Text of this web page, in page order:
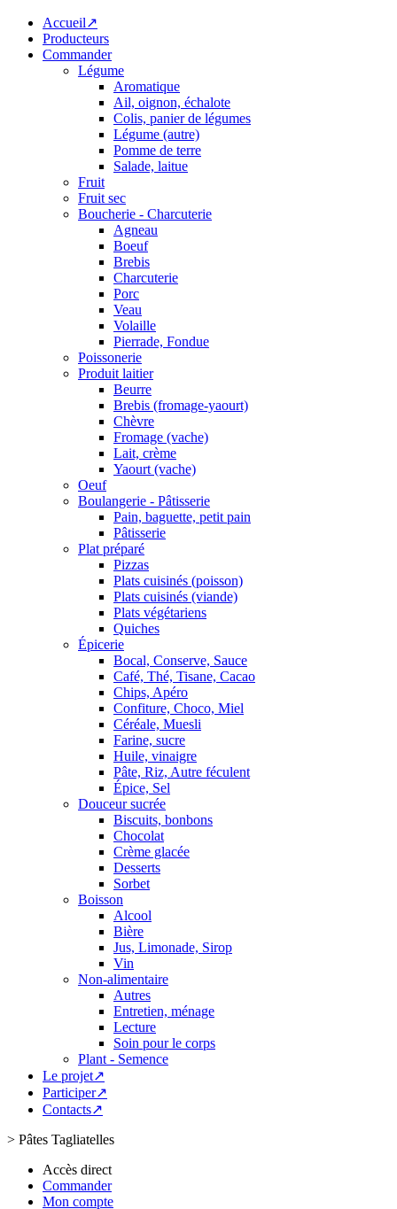
Accueil↗
Producteurs
Commander
Légume
Aromatique
Ail, oignon, échalote
Colis, panier de légumes
Légume (autre)
Pomme de terre
Salade, laitue
Fruit
Fruit sec
Boucherie - Charcuterie
Agneau
Boeuf
Brebis
Charcuterie
Porc
Veau
Volaille
Pierrade, Fondue
Poissonerie
Produit laitier
Beurre
Brebis (fromage-yaourt)
Chèvre
Fromage (vache)
Lait, crème
Yaourt (vache)
Oeuf
Boulangerie - Pâtisserie
Pain, baguette, petit pain
Pâtisserie
Plat préparé
Pizzas
Plats cuisinés (poisson)
Plats cuisinés (viande)
Plats végétariens
Quiches
Épicerie
Bocal, Conserve, Sauce
Café, Thé, Tisane, Cacao
Chips, Apéro
Confiture, Choco, Miel
Céréale, Muesli
Farine, sucre
Huile, vinaigre
Pâte, Riz, Autre féculent
Épice, Sel
Douceur sucrée
Biscuits, bonbons
Chocolat
Crème glacée
Desserts
Sorbet
Boisson
Alcool
Bière
Jus, Limonade, Sirop
Vin
Non-alimentaire
Autres
Entretien, ménage
Lecture
Soin pour le corps
Plant - Semence
Le projet↗
Participer↗
Contacts↗
> Pâtes Tagliatelles
Accès direct
Commander
Mon compte